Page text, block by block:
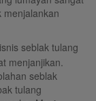
menjalankan
seblak tulang
menjanjikan.
seblak
tulang